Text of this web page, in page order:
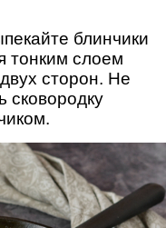
блинчики
тонким слоем
сторон. Не
сковородку